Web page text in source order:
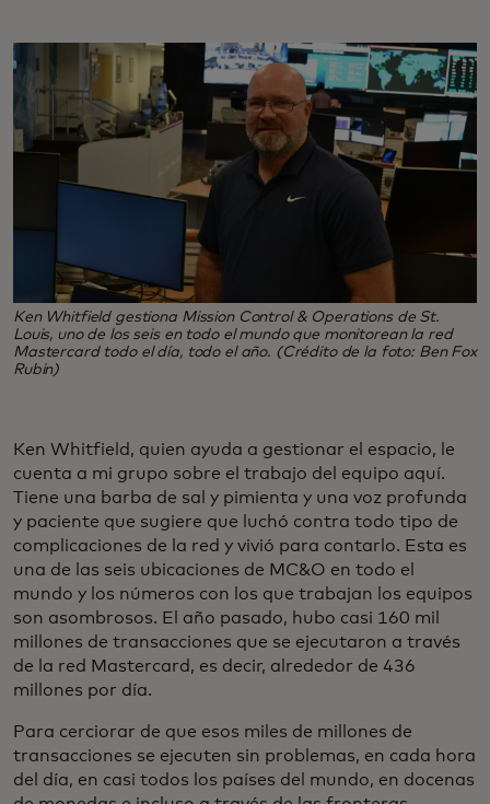
Ken Whitfield gestiona Mission Control & Operations de St.
Louis, uno de los seis en todo el mundo que monitorean la red
Mastercard todo el día, todo el año. (Crédito de la foto: Ben Fox
Rubin)
Ken Whitfield, quien ayuda a gestionar el espacio, le
cuenta a mi grupo sobre el trabajo del equipo aquí.
Tiene una barba de sal y pimienta y una voz profunda
y paciente que sugiere que luchó contra todo tipo de
complicaciones de la red y vivió para contarlo. Esta es
una de las seis ubicaciones de MC&O en todo el
mundo y los números con los que trabajan los equipos
son asombrosos. El año pasado, hubo casi 160 mil
millones de transacciones que se ejecutaron a través
de la red Mastercard, es decir, alrededor de 436
millones por día.
Para cerciorar de que esos miles de millones de
transacciones se ejecuten sin problemas, en cada hora
del día, en casi todos los países del mundo, en docenas